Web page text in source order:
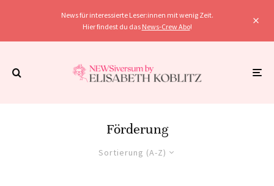
News für interessierte Leser:innen mit wenig Zeit.
Hier findest du das News-Crew Abo!
Förderung
Sortierung (A-Z)